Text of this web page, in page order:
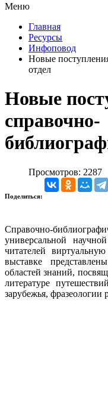
Меню
Главная
Ресурсы
Инфоповод
Новые
отдел
Новые
справочно-
Просмотров: 2287
Поделиться:
Справочно-
универсальной
читателей
выставке
областей знаний,
литературе
зарубежья, фразеологии